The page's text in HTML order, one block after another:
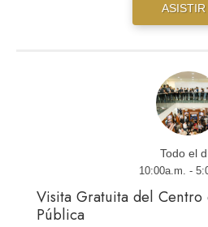
ASISTIR
Todo el
10:00a.m. -
Visita Gratuita del
Pública